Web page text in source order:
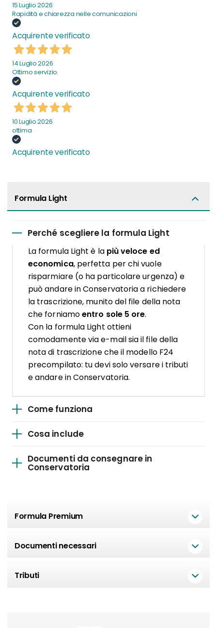
15 Luglio 2026
Rapidità e chiarezza nelle comunicazioni
Acquirente verificato
14 Luglio 2026
Ottimo servizio.
Acquirente verificato
10 Luglio 2026
ottima
Acquirente verificato
Formula Light
Perché scegliere la formula Light
La formula Light è la più veloce ed
economica, perfetta per chi vuole
risparmiare (o ha particolare urgenza) e
può andare in Conservatoria a richiedere
la trascrizione, munito del file della nota
che forniamoentro sole 5 ore.
Con la formula Light ottieni
comodamente via e-mail sia il file della
nota di trascrizione che il modello F24
precompilato: tu devi solo versare i tributi
e andare in Conservatoria.
Come funziona
Cosa include
Documenti da consegnare in
Conservatoria
Formula Premium
Documenti necessari
Tributi